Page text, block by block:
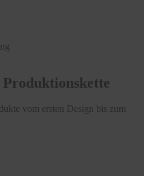
Produktionskette
vom ersten Design bis zum